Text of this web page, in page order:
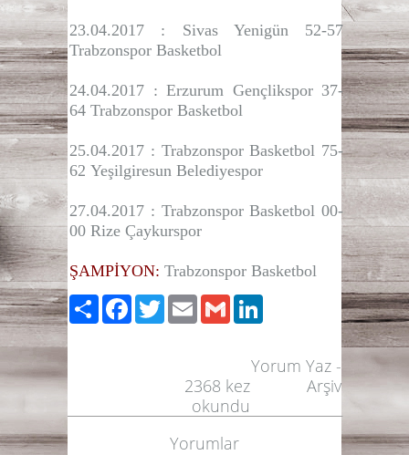
23.04.2017 : Sivas Yenigün 52-57
Trabzonspor Basketbol
24.04.2017 : Erzurum Gençlikspor 37-
64 Trabzonspor Basketbol
25.04.2017 : Trabzonspor Basketbol 75-
62 Yeşilgiresun Belediyespor
27.04.2017 : Trabzonspor Basketbol 00-
00 Rize Çaykurspor
ŞAMPİYON: Trabzonspor Basketbol
PaylaşFacebook
TwitterEmailGmail
Yorum Yaz -
Arşiv
2368 kez
okundu
Yorumlar